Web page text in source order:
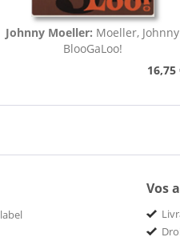
Johnny Moeller: Moeller, Johnny
BlooGaLoo!
16,75
Vos